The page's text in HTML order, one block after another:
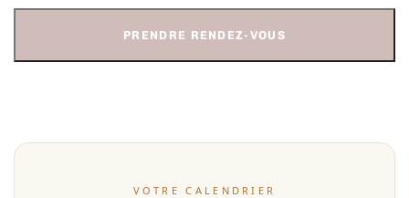
PRENDRE RENDEZ-VOUS
VOTRE CALENDRIER